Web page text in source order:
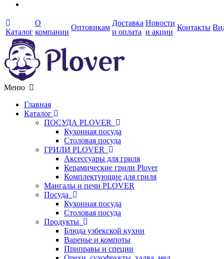
Каталог
О
компании
Оптовикам
Доставка
и оплата
Новости
и акции
Контакты
Меню
Главная
Каталог
ПОСУДА PLOVER
Кухонная посуда
Столовая посуда
ГРИЛИ PLOVER
Аксессуары для гриля
Керамические грили Plover
Комплектующие для гриля
Мангалы и печи PLOVER
Посуда
Кухонная посуда
Столовая посуда
Продукты
Блюда узбекской кухни
Варенье и компоты
Приправы и специи